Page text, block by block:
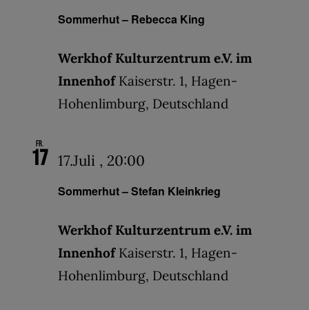
Sommerhut – Rebecca King
Werkhof Kulturzentrum e.V. im
Innenhof Kaiserstr. 1, Hagen-
Hohenlimburg, Deutschland
Fr.
17
Sommerhut – Stefan Kleinkrieg
17.Juli , 20:00
Werkhof Kulturzentrum e.V. im
Innenhof Kaiserstr. 1, Hagen-
Hohenlimburg, Deutschland